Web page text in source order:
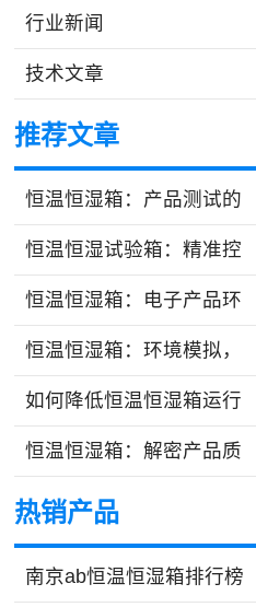
行业新闻
技术文章
推荐文章
恒温恒湿箱：产品测试的
恒温恒湿试验箱：精准控
恒温恒湿箱：电子产品环
恒温恒湿箱：环境模拟，
如何降低恒温恒湿箱运行
恒温恒湿箱：解密产品质
热销产品
南京ab恒温恒湿箱排行榜